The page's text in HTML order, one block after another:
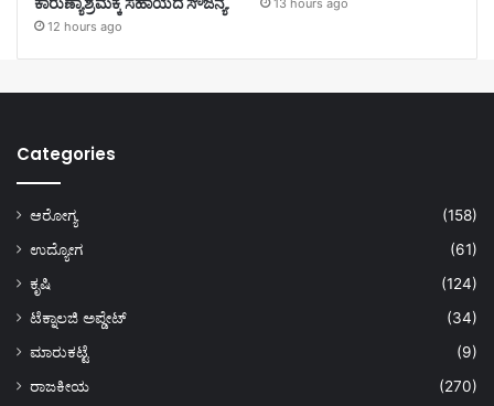
12 hours ago
Categories
ಆರೋಗ್ಯ
(158)
ಉದ್ಯೋಗ
(61)
ಕೃಷಿ
(124)
ಟೆಕ್ನಾಲಜಿ ಅಪ್ಡೇಟ್
(34)
ಮಾರುಕಟ್ಟೆ
(9)
ರಾಜಕೀಯ
(270)